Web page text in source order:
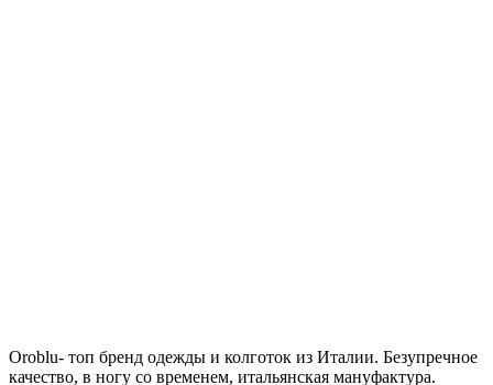
Oroblu- топ бренд одежды и колготок из Италии. Безупречное
качество, в ногу со временем, итальянская мануфактура.